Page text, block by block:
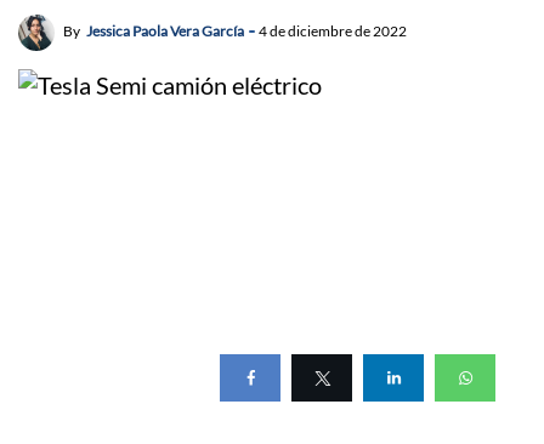
By Jessica Paola Vera García 4 de diciembre de 2022